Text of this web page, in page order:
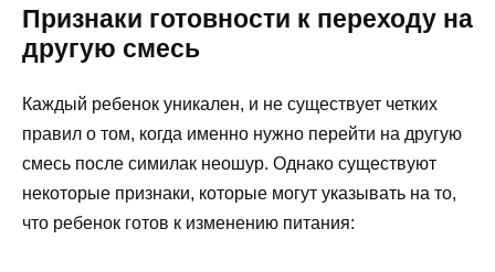
Признаки готовности к переходу на
другую смесь
Каждый ребенок уникален, и не существует четких
правил о том, когда именно нужно перейти на другую
смесь после симилак неошур. Однако существуют
некоторые признаки, которые могут указывать на то,
что ребенок готов к изменению питания: